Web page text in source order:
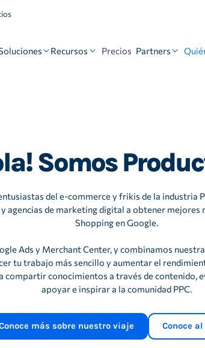
Recursos Precios Partners
Somos
del e-commerce y frikis de la industria
agencias de marketing digital a obtener mejores
Shopping en Google.
Ads y Merchant Center, y combinamos
tu trabajo más sencillo y aumentar el
compartir conocimientos a través de contenido,
apoyar e inspirar a la comunidad PPC.
más sobre nuestro viaje Conoce